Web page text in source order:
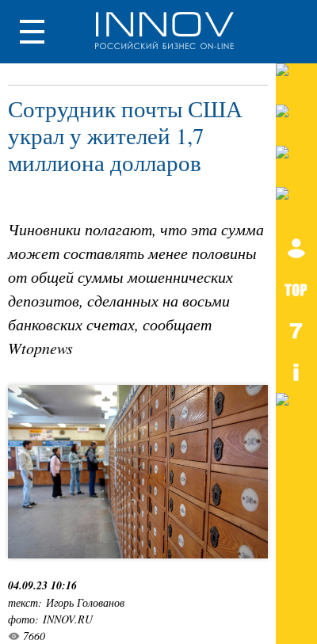
Сотрудник почты США
украл у жителей 1,7
миллиона долларов
Чиновники полагают, что эта сумма
может составлять менее половины
от общей суммы мошеннических
депозитов, сделанных на восьми
банковских счетах, сообщает
Wtopnews
04.09.23 10:16
текст: Игорь Голованов
фото: INNOV.RU
7660